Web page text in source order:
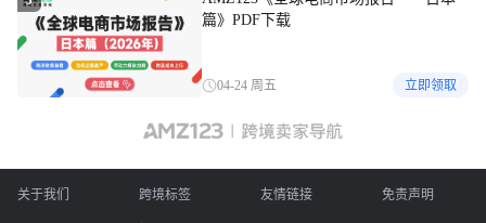
篇》PDF下载
04-24 周五 立即领取
关于我们 跨境标签 友情链接 免责声明